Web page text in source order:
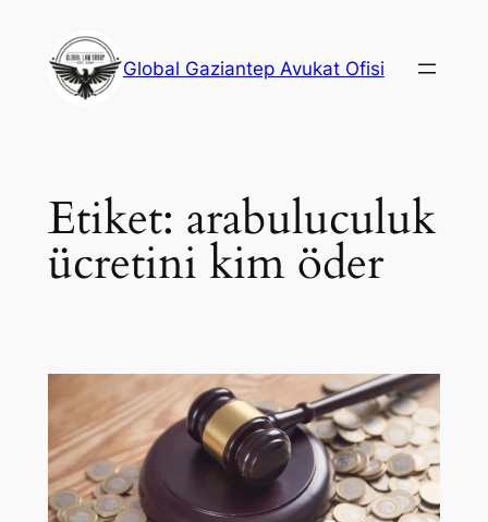
Global Gaziantep Avukat Ofisi
Etiket: arabuluculuk
ücretini kim öder